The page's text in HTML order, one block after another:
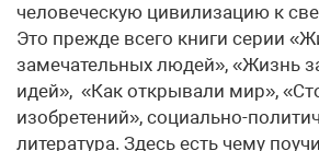
человеческую цивилизацию к
Это прежде всего книги серии
замечательных людей», «Жизнь
идей», «Как открывали мир»,
изобретений», социально-
литература. Здесь есть чему